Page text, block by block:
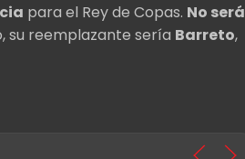
para el Rey de Copas. No será
su reemplazante sería Barreto,